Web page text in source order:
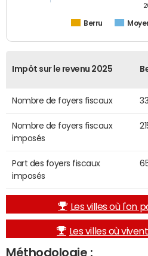
Berru
Impôt sur le revenu 2025
Nombre de foyers fiscaux 331
Nombre de foyers fiscaux
imposés
Part des foyers fiscaux
imposés
Les villes où l'on
Les villes où
Méthodologie :